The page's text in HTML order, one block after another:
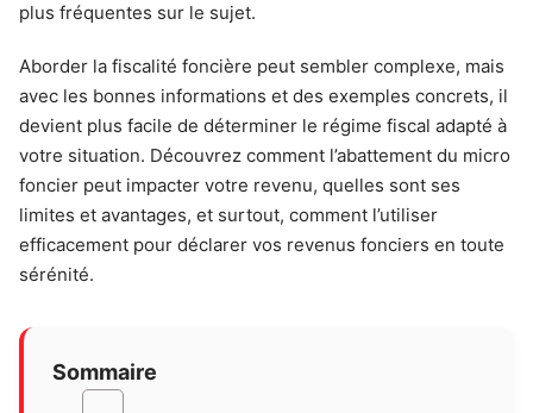
plus fréquentes sur le sujet.
Aborder la fiscalité foncière peut sembler complexe, mais
avec les bonnes informations et des exemples concrets, il
devient plus facile de déterminer le régime fiscal adapté à
votre situation. Découvrez comment l’abattement du micro
foncier peut impacter votre revenu, quelles sont ses
limites et avantages, et surtout, comment l’utiliser
efficacement pour déclarer vos revenus fonciers en toute
sérénité.
Sommaire